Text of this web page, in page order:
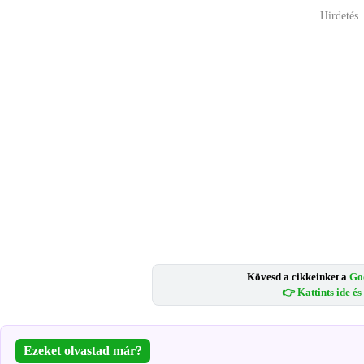
Hirdetés
Kövesd a cikkeinket a
👉 Kattints ide és
Ezeket olvastad már?